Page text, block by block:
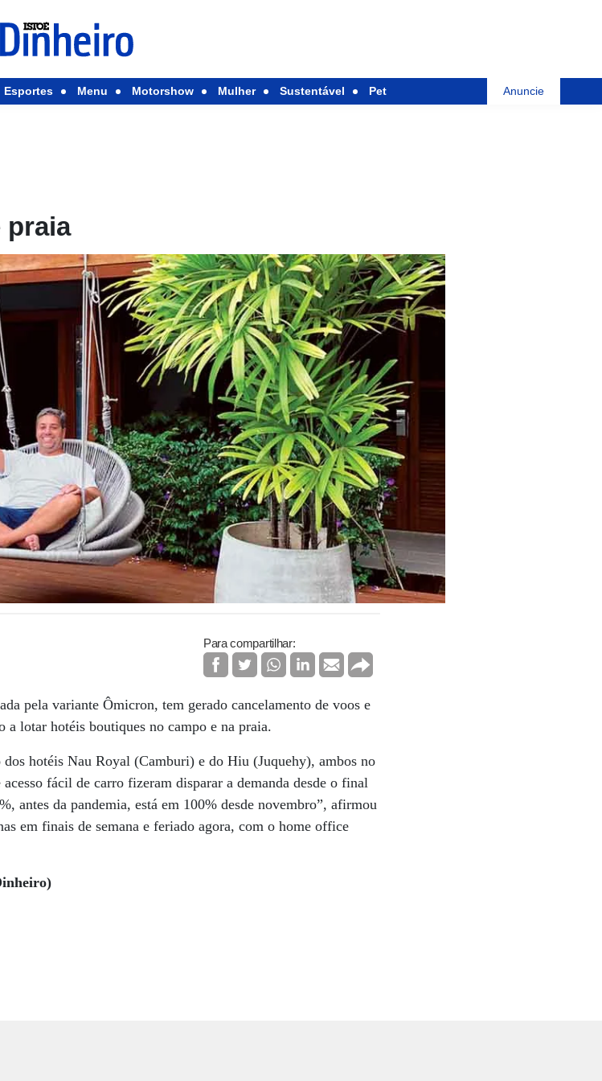
Esportes Menu Motorshow Mulher Sustentável Pet Anuncie
praia
Para compartilhar:
pela variante Ômicron, tem gerado cancelamento de voos e
a lotar hotéis boutiques no campo e na praia.
dos hotéis Nau Royal (Camburi) e do Hiu (Juquehy), ambos no
fácil de carro fizeram disparar a demanda desde o final
antes da pandemia, está em 100% desde novembro”, afirmou
em finais de semana e feriado agora, com o home office